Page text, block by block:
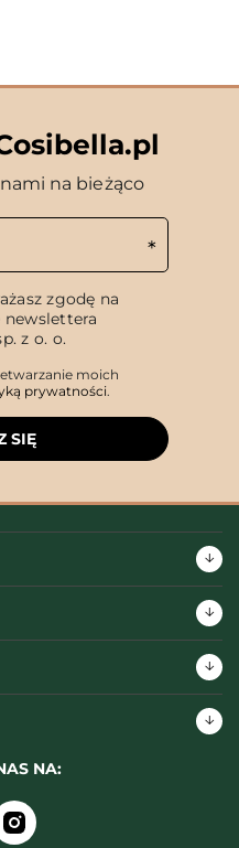
na bieżąco
zgodę na
z o. o.
moich
prywatności.
SIĘ
NA: